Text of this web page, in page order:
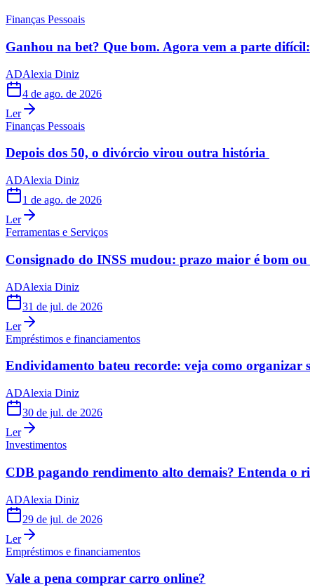
Finanças Pessoais
Ganhou na bet? Que bom. Agora vem a parte
ADAlexia Diniz
4 de ago. de 2026
Ler
Finanças Pessoais
Depois dos 50, o divórcio virou outra história
ADAlexia Diniz
1 de ago. de 2026
Ler
Ferramentas e Serviços
Consignado do INSS mudou: prazo maior é bom
ADAlexia Diniz
31 de jul. de 2026
Ler
Empréstimos e financiamentos
Endividamento bateu recorde: veja como organizar
ADAlexia Diniz
30 de jul. de 2026
Ler
Investimentos
CDB pagando rendimento alto demais? Entenda o
ADAlexia Diniz
29 de jul. de 2026
Ler
Empréstimos e financiamentos
Vale a pena comprar carro online?